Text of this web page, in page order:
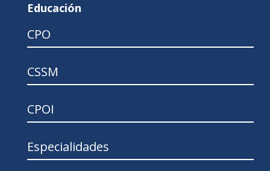
Educación
CPO
CSSM
CPOI
Especialidades